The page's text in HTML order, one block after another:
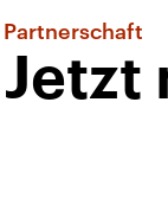
Partnerschaft
Jetzt